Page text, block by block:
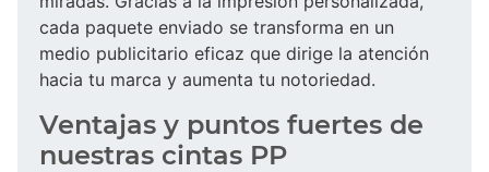
cada paquete enviado se transforma en un
medio publicitario eficaz que dirige la atención
hacia tu marca y aumenta tu notoriedad.
Ventajas y puntos fuertes de
nuestras cintas PP